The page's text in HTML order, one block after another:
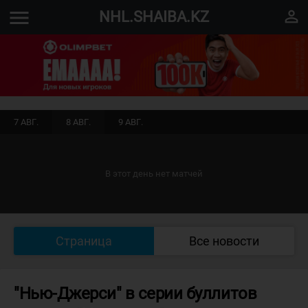
menu NHL.SHAIBA.KZ perm_identity
7 АВГ. 8 АВГ. 9 АВГ.
В этот день нет матчей
Страница Все новости
"Нью-Джерси" в серии буллитов